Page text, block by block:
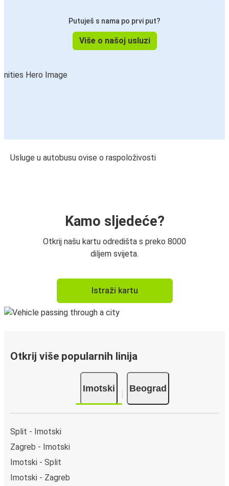
Putuješ s nama po prvi put?
Više o našoj usluzi
Usluge u autobusu ovise o raspoloživosti
Kamo sljedeće?
Otkrij našu kartu odredišta s preko 8000
diljem svijeta.
Istraži kartu
Otkrij više popularnih linija
Imotski Beograd
Split - Imotski
Zagreb - Imotski
Imotski - Split
Imotski - Zagreb